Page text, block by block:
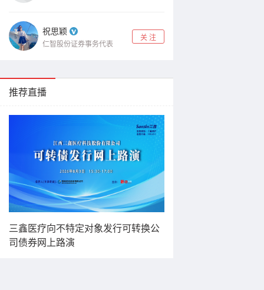
祝思颖
仁智股份证券事务代表
关 注
推荐直播
三鑫医疗向不特定对象发行可转换公
司债券网上路演